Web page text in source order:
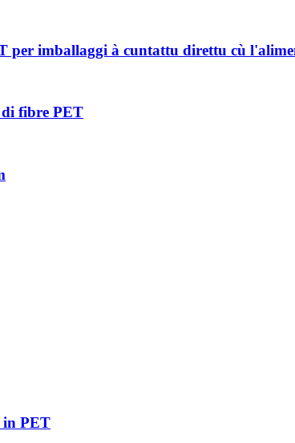
per imballaggi à cuntattu direttu cù
di fibre PET
in PET